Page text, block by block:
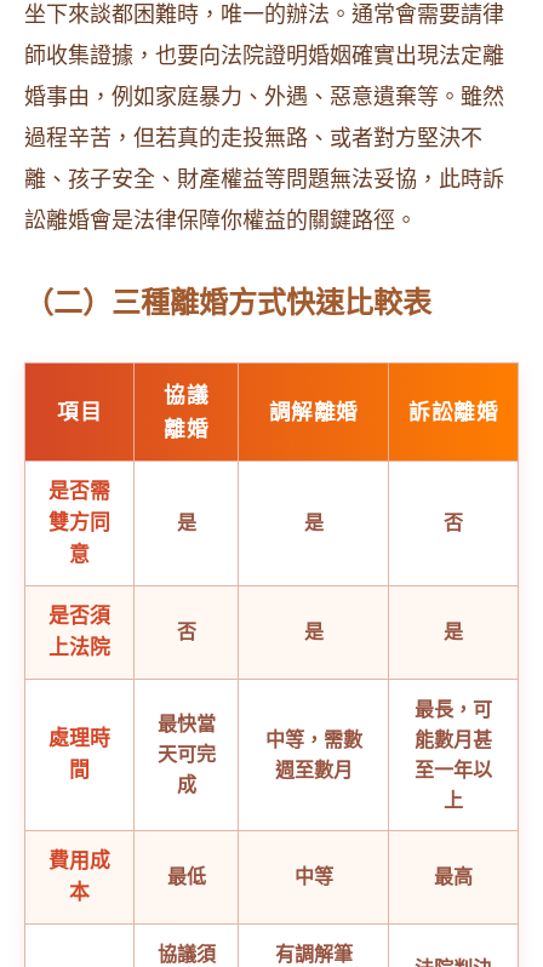
坐下來談都困難時，唯一的辦法。通常會需要請律
師收集證據，也要向法院證明婚姻確實出現法定離
婚事由，例如家庭暴力、外遇、惡意遺棄等。雖然
過程辛苦，但若真的走投無路、或者對方堅決不
離、孩子安全、財產權益等問題無法妥協，此時訴
訟離婚會是法律保障你權益的關鍵路徑。
（二）三種離婚方式快速比較表
項目
協議
離婚
調解離婚 訴訟離婚
是否需
雙方同
意
是 是 否
是否須
上法院
否 是 是
處理時
間
最快當
天可完
成
中等，需數
週至數月
最長，可
能數月甚
至一年以
上
費用成
本
最低 中等 最高
協議須
有調解筆